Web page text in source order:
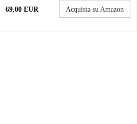
69,00 EUR Acquista su Amazon